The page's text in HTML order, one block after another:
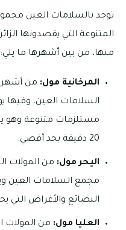
توجد بالسلامات العين
المتنوعة التي يقصدونها
منها، من بين أشهرها ما يلي:
المرخانية مول: من أشهر
السلامات العين، وفيها
مستلزمات متنوعة وهو
20 دقيقة بحد أقصي.
اليحر مول: من المولات
مجمع السلامات العين
البضائع والأغراض التي
العليا مول: من المولات